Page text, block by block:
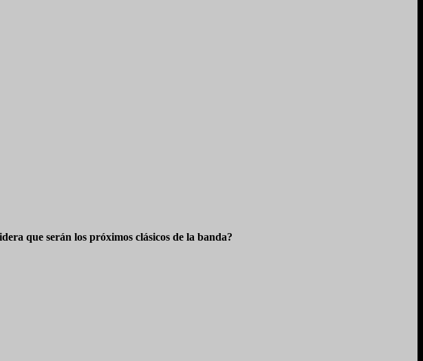
que serán los próximos clásicos de la banda?